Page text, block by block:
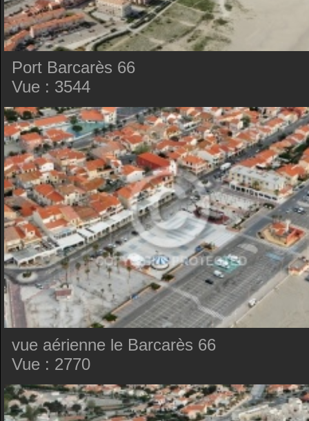
Port Barcarès 66
Vue : 3544
vue aérienne le Barcarès 66
Vue : 2770